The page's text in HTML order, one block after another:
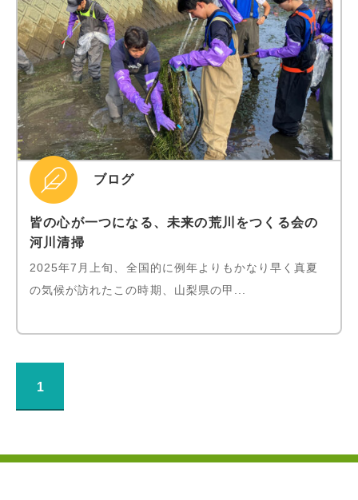
ブログ
皆の心が一つになる、未来の荒川をつくる会の
河川清掃
2025年7月上旬、全国的に例年よりもかなり早く真夏
の気候が訪れたこの時期、山梨県の甲...
1